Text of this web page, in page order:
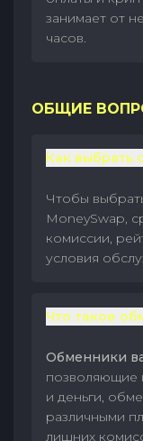
занимает от
часов.
ОБЩИЕ
Как выбрать
Чтобы
MoneySwap,
комиссии,
условия
Что такое
Обменники
позволяющие
и деньги,
различными
лишних